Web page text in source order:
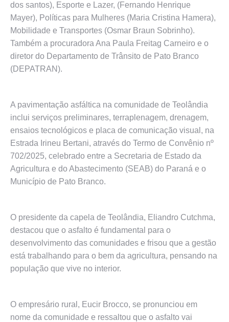
dos santos), Esporte e Lazer, (Fernando Henrique
Mayer), Políticas para Mulheres (Maria Cristina Hamera),
Mobilidade e Transportes (Osmar Braun Sobrinho).
Também a procuradora Ana Paula Freitag Carneiro e o
diretor do Departamento de Trânsito de Pato Branco
(DEPATRAN).
A pavimentação asfáltica na comunidade de Teolândia
inclui serviços preliminares, terraplenagem, drenagem,
ensaios tecnológicos e placa de comunicação visual, na
Estrada Irineu Bertani, através do Termo de Convênio nº
702/2025, celebrado entre a Secretaria de Estado da
Agricultura e do Abastecimento (SEAB) do Paraná e o
Município de Pato Branco.
O presidente da capela de Teolândia, Eliandro Cutchma,
destacou que o asfalto é fundamental para o
desenvolvimento das comunidades e frisou que a gestão
está trabalhando para o bem da agricultura, pensando na
população que vive no interior.
O empresário rural, Eucir Brocco, se pronunciou em
nome da comunidade e ressaltou que o asfalto vai